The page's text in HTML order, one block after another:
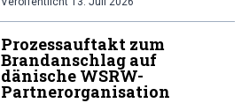
Prozessauftakt zum
Brandanschlag auf
dänische WSRW-
Partnerorganisation